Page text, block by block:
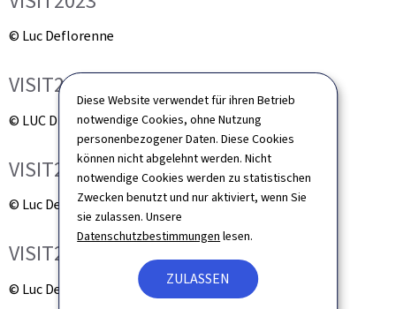
Diese Website verwendet für ihren Betrieb
notwendige Cookies, ohne Nutzung
personenbezogener Daten. Diese Cookies
können nicht abgelehnt werden. Nicht
notwendige Cookies werden zu statistischen
Zwecken benutzt und nur aktiviert, wenn Sie
sie zulassen. Unsere
Datenschutzbestimmungen lesen.
ZULASSEN
© Luc Deflorenne
VISIT2023
© LUC DEFLORENNE
VISIT2023
© Luc Deflorenne
VISIT2023
© Luc Deflorenne